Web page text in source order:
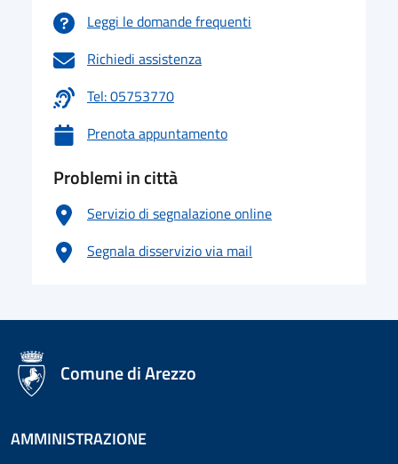
Leggi le domande frequenti
Richiedi assistenza
Tel: 05753770
Prenota appuntamento
Problemi in città
Servizio di segnalazione online
Segnala disservizio via mail
logo Unione Europea
Comune di Arezzo
AMMINISTRAZIONE